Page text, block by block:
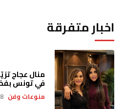
اخبار متفرقة
منال عجاج
في تونس
منوعات وفن 8 أغسطس، 2026